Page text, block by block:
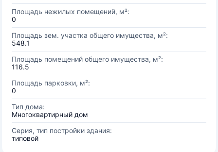
Площадь нежилых помещений, м²:
0
Площадь зем. участка общего имущества, м²:
548.1
Площадь помещений общего имущества, м²:
116.5
Площадь парковки, м²:
0
Тип дома:
Многоквартирный дом
Серия, тип постройки здания:
типовой